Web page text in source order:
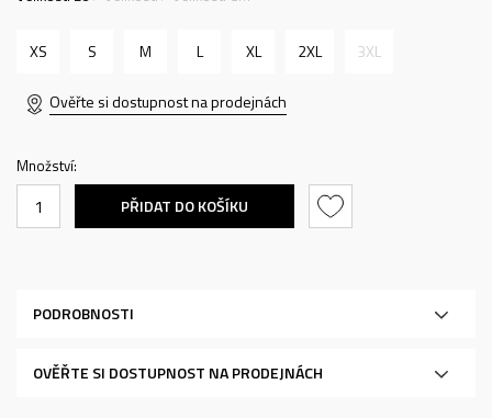
XS S M L XL 2XL 3XL
Ověřte si dostupnost na prodejnách
Množství:
PŘIDAT DO KOŠÍKU
PODROBNOSTI
OVĚŘTE SI DOSTUPNOST NA PRODEJNÁCH